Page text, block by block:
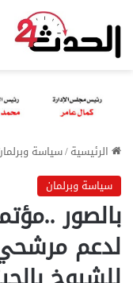
الرئيسية/سياسة
سياسة وبرلمان
بالصور
لدعم